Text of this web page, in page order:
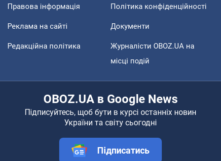
Правова інформація Політика конфіденційності
Реклама на сайті Документи
Редакційна політика
Журналісти OBOZ.UA на
місці подій
OBOZ.UA в Google News
Підписуйтесь, щоб бути в курсі останніх новин
України та світу сьогодні
Підписатись